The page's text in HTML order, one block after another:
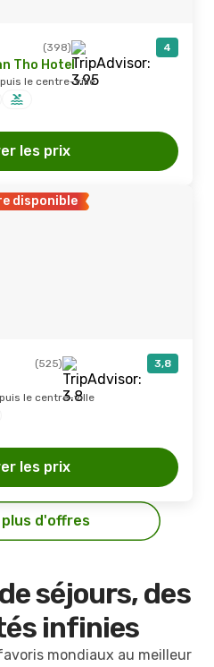
(398) 4
Tho Hotel
le centre-ville
les prix
disponible
(525) 3,8
le centre-ville
les prix
d'offres
séjours, des
infinies
mondiaux au meilleur